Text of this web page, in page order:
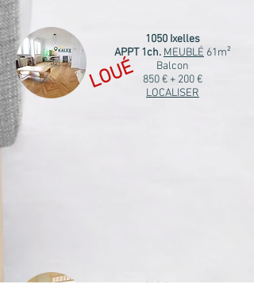
1050 Ixelles
APPT 1ch. MEUBLÉ 61m²
Balcon
850 € + 200 €
LOCALISER
LOUÉ